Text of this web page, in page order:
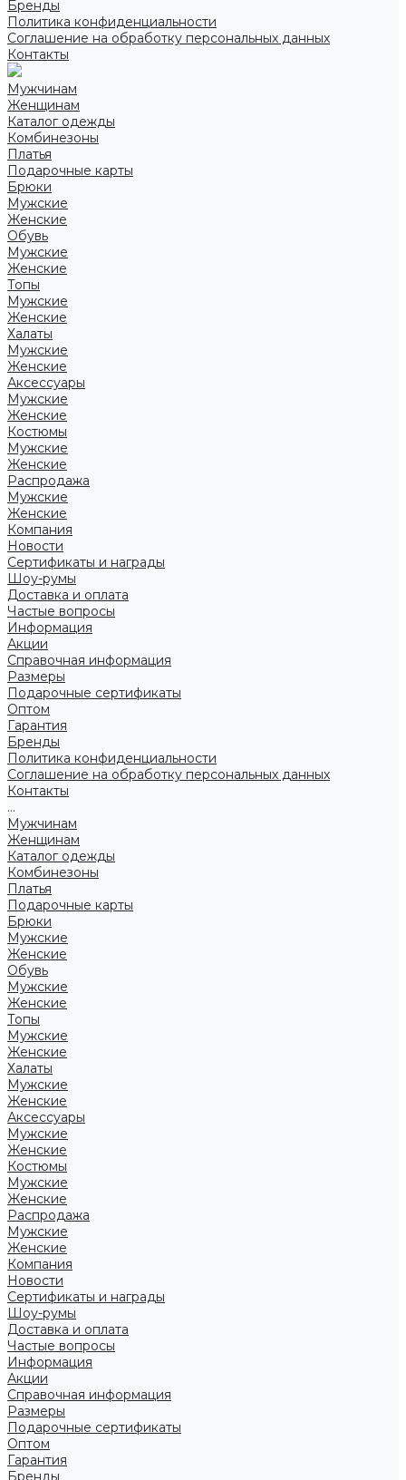
Бренды
Политика конфиденциальности
Соглашение на обработку персональных данных
Контакты
Мужчинам
Женщинам
Каталог одежды
Комбинезоны
Платья
Подарочные карты
Брюки
Мужские
Женские
Обувь
Мужские
Женские
Топы
Мужские
Женские
Халаты
Мужские
Женские
Аксессуары
Мужские
Женские
Костюмы
Мужские
Женские
Распродажа
Мужские
Женские
Компания
Новости
Сертификаты и награды
Шоу-румы
Доставка и оплата
Частые вопросы
Информация
Акции
Справочная информация
Размеры
Подарочные сертификаты
Оптом
Гарантия
Бренды
Политика конфиденциальности
Соглашение на обработку персональных данных
Контакты
...
Мужчинам
Женщинам
Каталог одежды
Комбинезоны
Платья
Подарочные карты
Брюки
Мужские
Женские
Обувь
Мужские
Женские
Топы
Мужские
Женские
Халаты
Мужские
Женские
Аксессуары
Мужские
Женские
Костюмы
Мужские
Женские
Распродажа
Мужские
Женские
Компания
Новости
Сертификаты и награды
Шоу-румы
Доставка и оплата
Частые вопросы
Информация
Акции
Справочная информация
Размеры
Подарочные сертификаты
Оптом
Гарантия
Бренды